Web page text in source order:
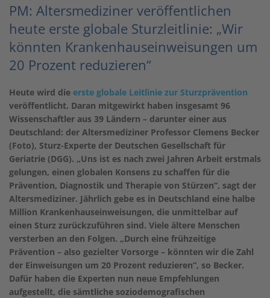
PM: Altersmediziner veröffentlichen
heute erste globale Sturzleitlinie: „Wir
könnten Krankenhauseinweisungen um
20 Prozent reduzieren“
Heute wird die erste globale Leitlinie zur Sturzprävention
veröffentlicht. Daran mitgewirkt haben insgesamt 96
Wissenschaftler aus 39 Ländern – darunter einer aus
Deutschland: der Altersmediziner Professor Clemens Becker
(Foto), Sturz-Experte der Deutschen Gesellschaft für
Geriatrie (DGG). „Uns ist es nach zwei Jahren Arbeit erstmals
gelungen, einen globalen Konsens zu schaffen für die
Prävention, Diagnostik und Therapie von Stürzen“, sagt der
Altersmediziner. Jährlich gebe es in Deutschland eine halbe
Million Krankenhauseinweisungen, die unmittelbar auf
einen Sturz zurückzuführen sind. Viele ältere Menschen
versterben an den Folgen. „Durch eine frühzeitige
Prävention – also gezielter Vorsorge – könnten wir die Zahl
der Einweisungen um 20 Prozent reduzieren“, so Becker.
Dafür haben die Experten nun neue Empfehlungen
aufgestellt, die sämtliche soziodemografischen